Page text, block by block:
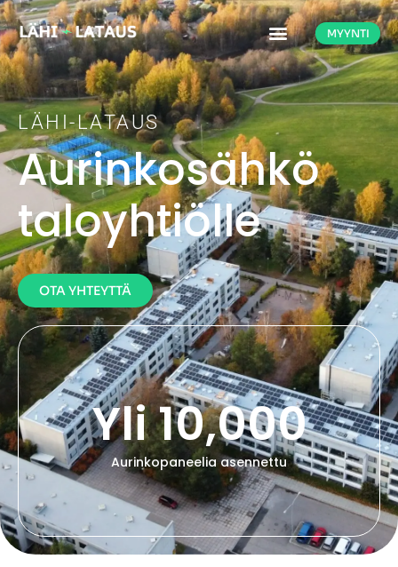
MYYNTI
LÄHI-LATAUS
Aurinkosähkö
taloyhtiölle
OTA YHTEYTTÄ
Aurinkopaneelia asennettu
Yli 10,000